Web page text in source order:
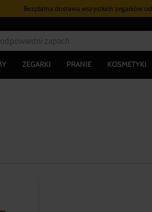
Bezpłatna dostawa wszystkich zegarków
ZEGARKI PRANIE KOSMETYKI